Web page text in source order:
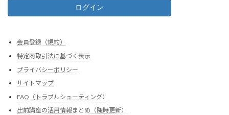
会員登録（規約）
特定商取引法に基づく表示
プライバシーポリシー
サイトマップ
FAQ（トラブルシューティング）
出前講座の活用情報まとめ（随時更新）